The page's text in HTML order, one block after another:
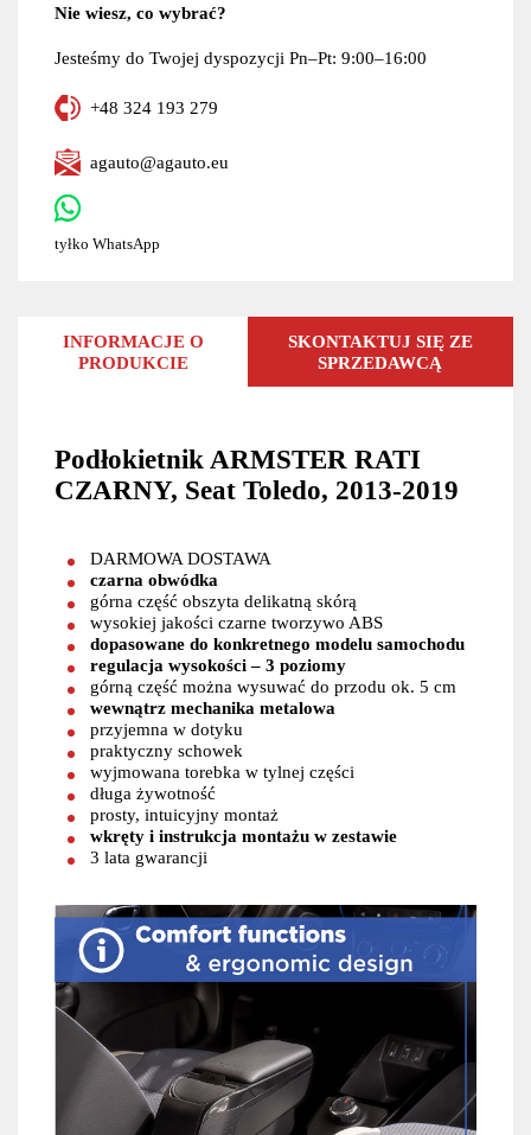
Nie wiesz, co wybrać?
Jesteśmy do Twojej dyspozycji Pn–Pt: 9:00–16:00
+48 324 193 279
agauto@agauto.eu
tyłko WhatsApp
INFORMACJE O
PRODUKCIE
SKONTAKTUJ SIĘ ZE
SPRZEDAWCĄ
Podłokietnik ARMSTER RATI
CZARNY, Seat Toledo, 2013-2019
DARMOWA DOSTAWA
czarna obwódka
górna część obszyta delikatną skórą
wysokiej jakości czarne tworzywo ABS
dopasowane do konkretnego modelu samochodu
regulacja wysokości – 3 poziomy
górną część można wysuwać do przodu ok. 5 cm
wewnątrz mechanika metalowa
przyjemna w dotyku
praktyczny schowek
wyjmowana torebka w tylnej części
długa żywotność
prosty, intuicyjny montaż
wkręty i instrukcja montażu w zestawie
3 lata gwarancji